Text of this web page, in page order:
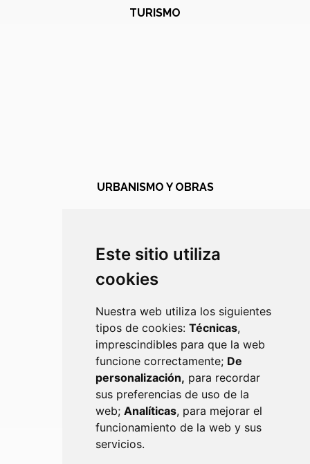
Este sitio utiliza
cookies
Nuestra web utiliza los siguientes
tipos de cookies: Técnicas,
imprescindibles para que la web
funcione correctamente; De
personalización, para recordar
sus preferencias de uso de la
web; Analíticas, para mejorar el
funcionamiento de la web y sus
servicios.
TURISMO
URBANISMO Y OBRAS
MEDIO AMBIENTE